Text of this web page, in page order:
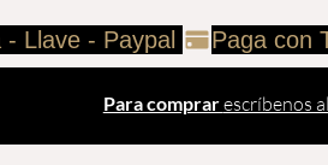
Para comprarescríbenos
Llave - Paypal